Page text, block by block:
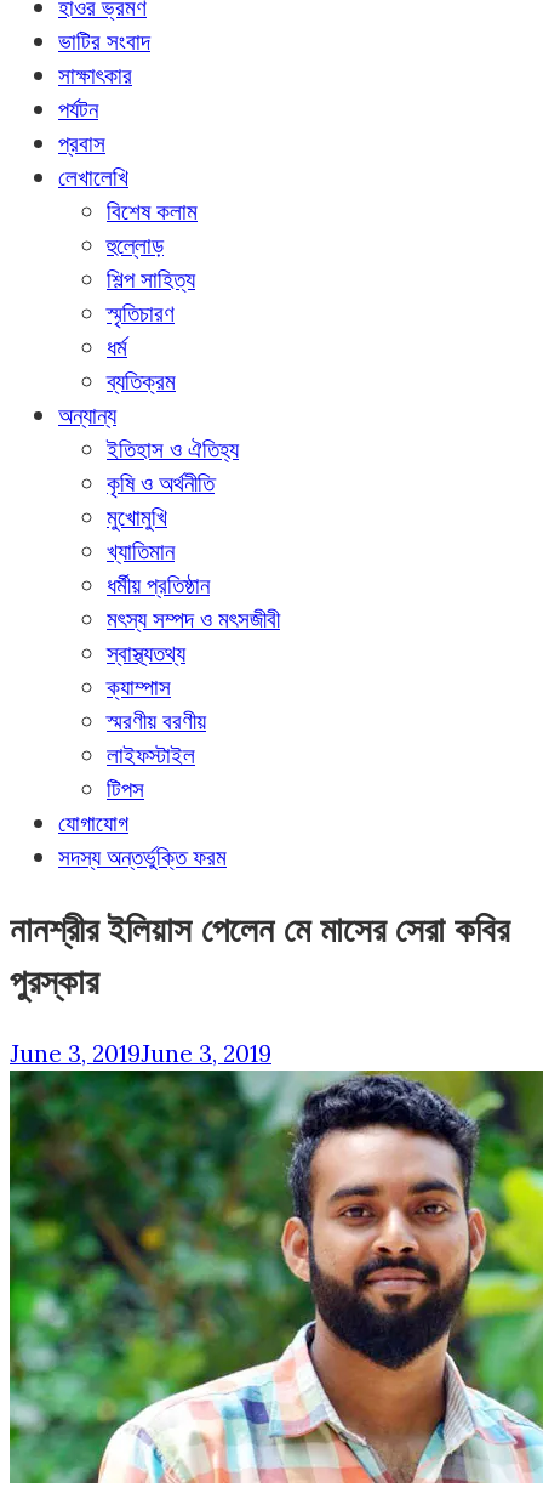
হাওর ভ্রমণ
ভাটির সংবাদ
সাক্ষাৎকার
পর্যটন
প্রবাস
লেখালেখি
বিশেষ কলাম
হুল্লোড়
শিল্প সাহিত্য
স্মৃতিচারণ
ধর্ম
ব্যতিক্রম
অন্যান্য
ইতিহাস ও ঐতিহ্য
কৃষি ও অর্থনীতি
মুখোমুখি
খ্যাতিমান
ধর্মীয় প্রতিষ্ঠান
মৎস্য সম্পদ ও মৎসজীবী
স্বাস্থ্যতথ্য
ক্যাম্পাস
স্মরণীয় বরণীয়
লাইফস্টাইল
টিপস
যোগাযোগ
সদস্য অন্তর্ভুক্তি ফরম
নানশ্রীর ইলিয়াস পেলেন মে মাসের সেরা কবির
পুরস্কার
June 3, 2019June 3, 2019